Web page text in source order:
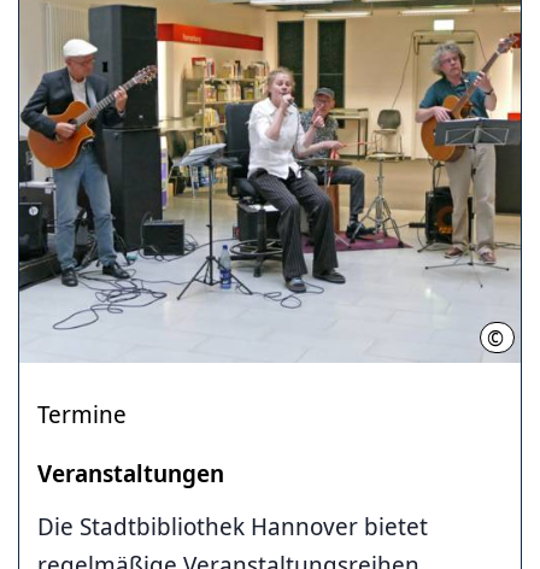
©
Termine
Veranstaltungen
Die Stadtbibliothek Hannover bietet